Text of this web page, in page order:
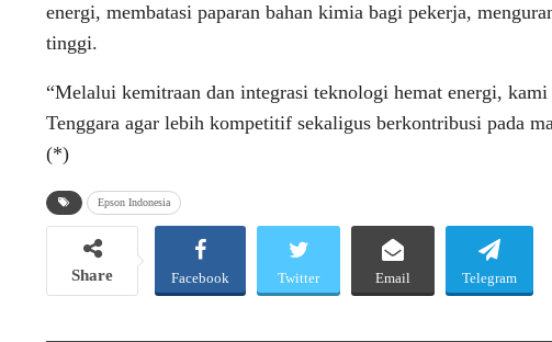
energi, membatasi paparan bahan kimia bagi pekerja,
tinggi.
“Melalui kemitraan dan integrasi teknologi hemat energi,
Tenggara agar lebih kompetitif sekaligus berkontribusi pada
(*)
Epson Indonesia
Share Facebook Twitter Email Telegram